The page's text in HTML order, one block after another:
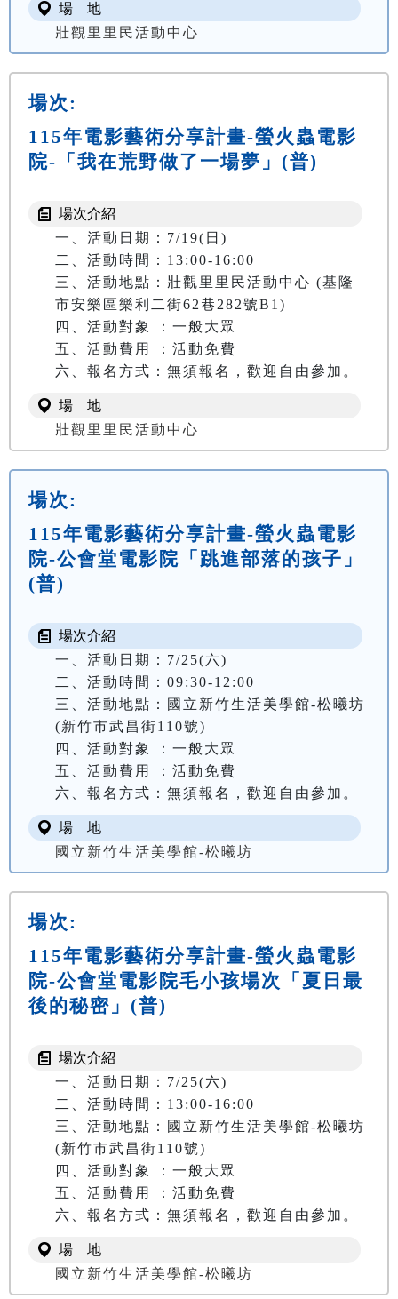
場 地
壯觀里里民活動中心
場次:
115年電影藝術分享計畫-螢火蟲電影
院-「我在荒野做了一場夢」(普)
場次介紹
一、活動日期：7/19(日)
二、活動時間：13:00-16:00
三、活動地點：壯觀里里民活動中心 (基隆
市安樂區樂利二街62巷282號B1)
四、活動對象 ：一般大眾
五、活動費用 ：活動免費
六、報名方式：無須報名，歡迎自由參加。
場 地
壯觀里里民活動中心
場次:
115年電影藝術分享計畫-螢火蟲電影
院-公會堂電影院「跳進部落的孩子」
(普)
場次介紹
一、活動日期：7/25(六)
二、活動時間：09:30-12:00
三、活動地點：國立新竹生活美學館-松曦坊
(新竹市武昌街110號)
四、活動對象 ：一般大眾
五、活動費用 ：活動免費
六、報名方式：無須報名，歡迎自由參加。
場 地
國立新竹生活美學館-松曦坊
場次:
115年電影藝術分享計畫-螢火蟲電影
院-公會堂電影院毛小孩場次「夏日最
後的秘密」(普)
場次介紹
一、活動日期：7/25(六)
二、活動時間：13:00-16:00
三、活動地點：國立新竹生活美學館-松曦坊
(新竹市武昌街110號)
四、活動對象 ：一般大眾
五、活動費用 ：活動免費
六、報名方式：無須報名，歡迎自由參加。
場 地
國立新竹生活美學館-松曦坊